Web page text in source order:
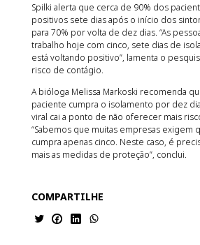
Spilki alerta que cerca de 90% dos
positivos sete dias após o início dos
para 70% por volta de dez dias. “As
trabalho hoje com cinco, sete dias de
está voltando positivo”, lamenta o
risco de contágio.
A bióloga Melissa Markoski recomenda
paciente cumpra o isolamento por dez
viral cai a ponto de não oferecer mais
“Sabemos que muitas empresas exigem
cumpra apenas cinco. Neste caso, é
mais as medidas de proteção”, conclui.
COMPARTILHE